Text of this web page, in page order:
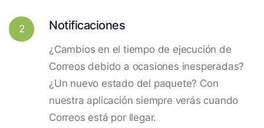
2 Notificaciones
¿Cambios en el tiempo de ejecución de
Correos debido a ocasiones inesperadas?
¿Un nuevo estado del paquete? Con
nuestra aplicación siempre verás cuando
Correos está por llegar.